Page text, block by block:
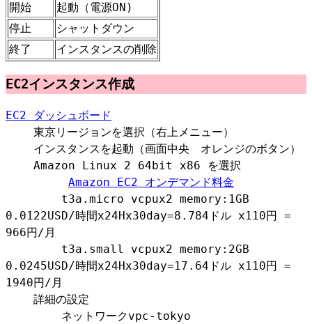
開始
起動（電源ON)
停止
シャットダウン
終了
インスタンスの削除
EC2インスタンス作成
EC2 ダッシュボード
東京リージョンを選択（右上メニュー）
インスタンスを起動（画面中央 オレンジのボタン）
Amazon Linux 2 64bit x86 を選択
Amazon EC2 オンデマンド料金
t3a.micro vcpux2 memory:1GB
0.0122USD/時間x24Hx30day=8.784ドル x110円 =
966円/月
t3a.small vcpux2 memory:2GB
0.0245USD/時間x24Hx30day=17.64ドル x110円 =
1940円/月
詳細の設定
ネットワークvpc-tokyo